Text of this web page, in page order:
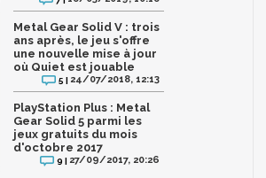
Metal Gear Solid V : trois
ans après, le jeu s'offre
une nouvelle mise à jour
où Quiet est jouable
5 | 24/07/2018, 12:13
PlayStation Plus : Metal
Gear Solid 5 parmi les
jeux gratuits du mois
d'octobre 2017
9 | 27/09/2017, 20:26